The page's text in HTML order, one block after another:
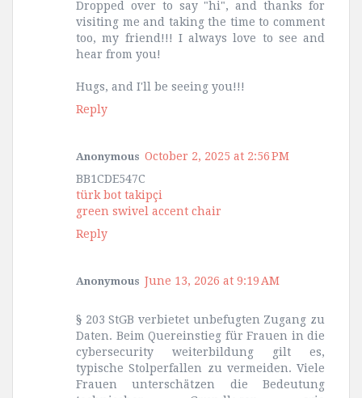
Dropped over to say "hi", and thanks for
visiting me and taking the time to comment
too, my friend!!! I always love to see and
hear from you!
Hugs, and I'll be seeing you!!!
Reply
Anonymous October 2, 2025 at 2:56 PM
BB1CDE547C
türk bot takipçi
green swivel accent chair
Reply
Anonymous June 13, 2026 at 9:19 AM
§ 203 StGB verbietet unbefugten Zugang zu
Daten. Beim Quereinstieg für Frauen in die
cybersecurity weiterbildung gilt es,
typische Stolperfallen zu vermeiden. Viele
Frauen unterschätzen die Bedeutung